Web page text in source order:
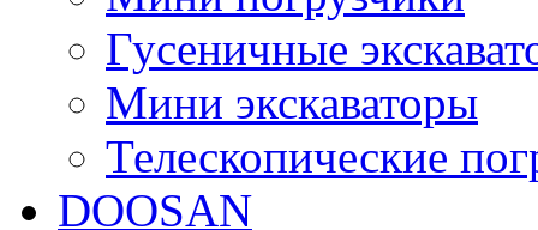
Гусеничные
Мини экскаваторы
Телескопические
DOOSAN